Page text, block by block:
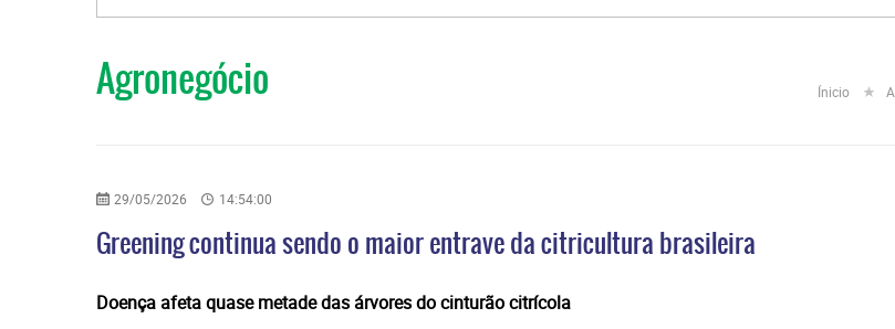
Agronegócio Ínicio
29/05/2026 14:54:00
Greening continua sendo o maior entrave da citricultura brasileira
Doença afeta quase metade das árvores do cinturão citrícola